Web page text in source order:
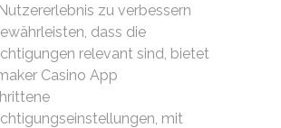
zu verbessern
dass die
relevant sind, bietet
Casino App
mit